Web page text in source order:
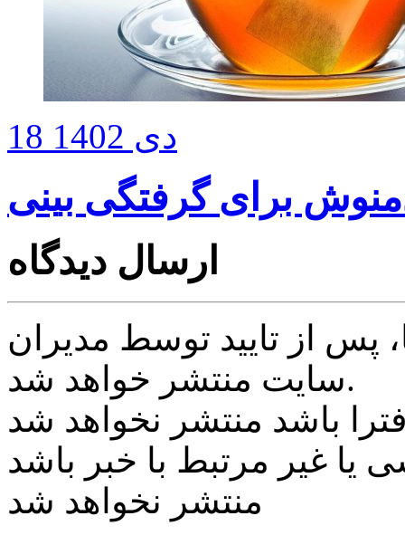
18 دی 1402
برای گرفتگی بینی
ارسال دیدگاه
از تایید توسط مدیران
سایت منتشر خواهد شد.
یا غیر مرتبط با خبر باشد
منتشر نخواهد شد